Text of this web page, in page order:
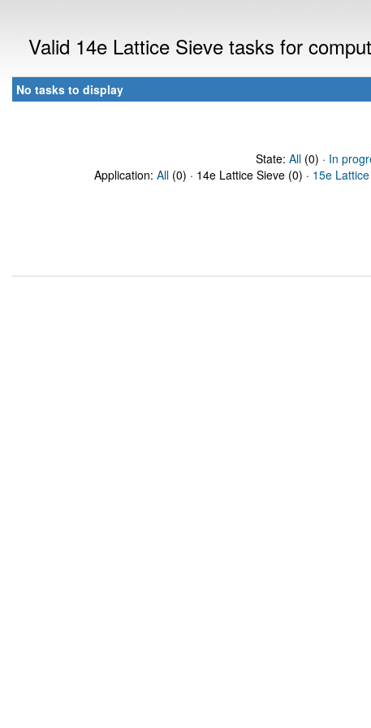
Valid 14e Lattice Sieve tasks for
No tasks to display
State: All(0) · In
Application: All (0) · 14e Lattice Sieve (0) · 15e